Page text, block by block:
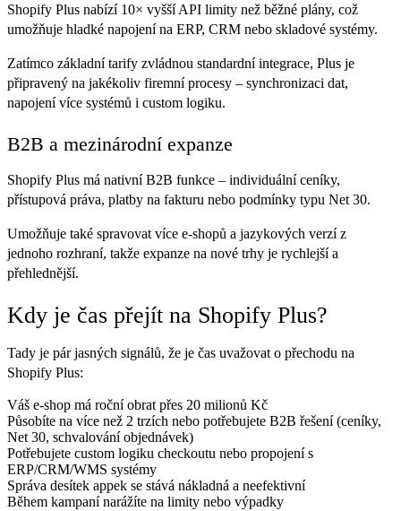
Shopify Plus nabízí 10× vyšší API limity než běžné plány, což
umožňuje hladké napojení na ERP, CRM nebo skladové systémy.
Zatímco základní tarify zvládnou standardní integrace, Plus je
připravený na jakékoliv firemní procesy – synchronizaci dat,
napojení více systémů i custom logiku.
B2B a mezinárodní expanze
Shopify Plus má nativní B2B funkce – individuální ceníky,
přístupová práva, platby na fakturu nebo podmínky typu Net 30.
Umožňuje také spravovat více e-shopů a jazykových verzí z
jednoho rozhraní, takže expanze na nové trhy je rychlejší a
přehlednější.
Kdy je čas přejít na Shopify Plus?
Tady je pár jasných signálů, že je čas uvažovat o přechodu na
Shopify Plus:
Váš e-shop má roční obrat přes 20 milionů Kč
Působíte na více než 2 trzích nebo potřebujete B2B řešení (ceníky,
Net 30, schvalování objednávek)
Potřebujete custom logiku checkoutu nebo propojení s
ERP/CRM/WMS systémy
Správa desítek appek se stává nákladná a neefektivní
Během kampaní narážíte na limity nebo výpadky